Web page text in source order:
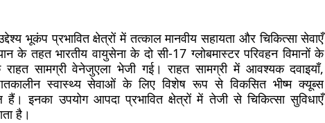
भूकंप प्रभावित क्षेत्रों में तत्काल मानवीय सहायता और चिकित्सा सेवाएँ
के तहत भारतीय वायुसेना के दोसी-17 ग्लोबमास्टरपरिवहन विमानों के
सामग्री वेनेजुएला भेजी गई। राहत सामग्री में आवश्यक दवाइयाँ,
स्वास्थ्य सेवाओं के लिए विशेष रूप से विकसितभीष्म क्यूब्स
हैं। इनका उपयोग आपदा प्रभावित क्षेत्रों में तेजी से चिकित्सा सुविधाएँ
है।